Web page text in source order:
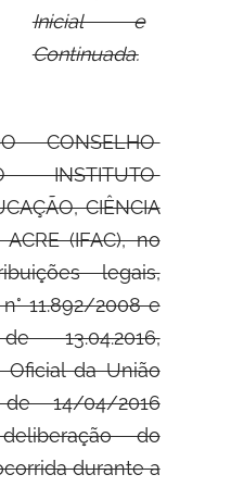
Inicial e
Continuada.
CONSELHO
INSTITUTO
CIÊNCIA
(IFAC), no
legais,
11.892/2008 e
13.04.2016,
Oficial da União
14/04/2016
do
durante a